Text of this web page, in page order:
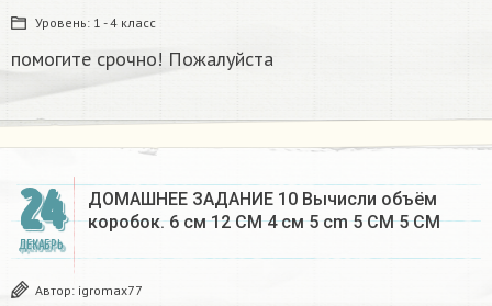
Уровень: 1 - 4 класс
помогите срочно! Пожалуйста
24
ДЕКАБРЬ
ДОМАШНЕЕ ЗАДАНИЕ 10 Вычисли объём
коробок. 6 см 12 CM 4 см 5 cm 5 CM 5 CM​
Автор: igromax77